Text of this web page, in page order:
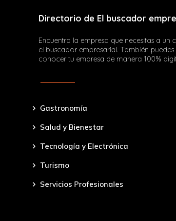
Directorio de El buscador
Encuentra la empresa que necesitas a un
el buscador empresarial. También
conocer tu empresa de manera 100%
Gastronomía
Salud y Bienestar
Tecnología y Electrónica
Turismo
Servicios Profesionales